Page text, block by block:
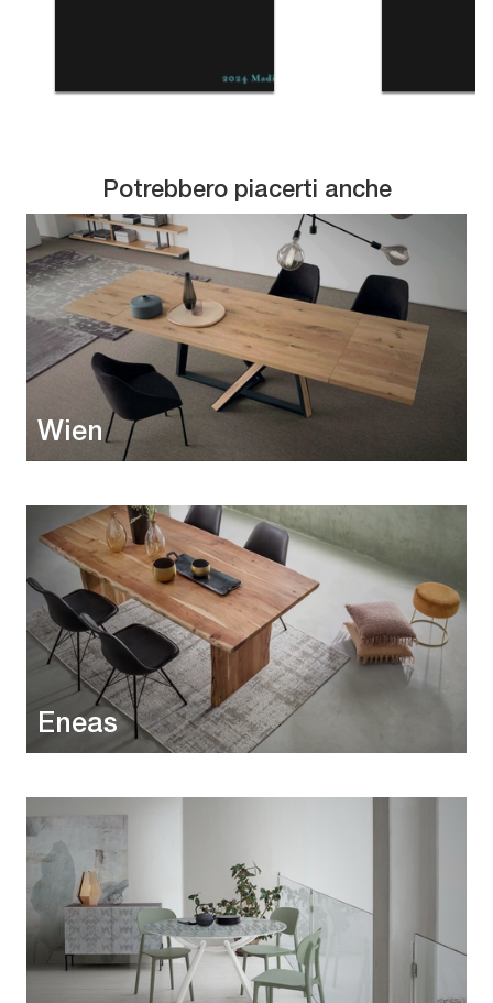
Potrebbero piacerti anche
Wien
Eneas